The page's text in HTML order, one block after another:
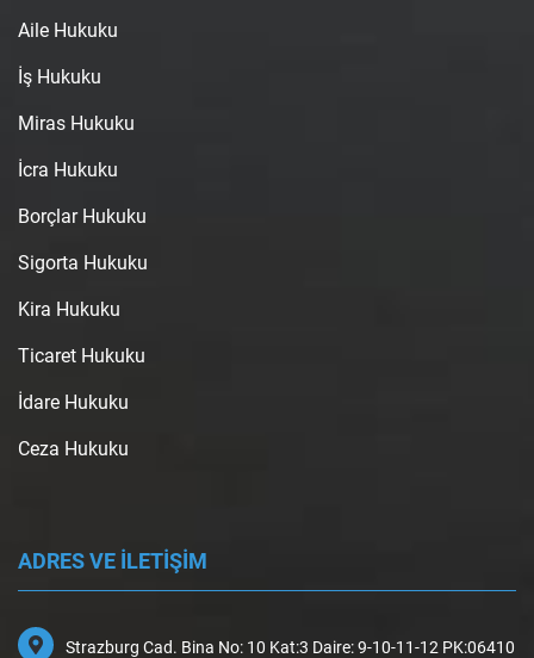
Aile Hukuku
İş Hukuku
Miras Hukuku
İcra Hukuku
Borçlar Hukuku
Sigorta Hukuku
Kira Hukuku
Ticaret Hukuku
İdare Hukuku
Ceza Hukuku
ADRES VE İLETİŞİM
Strazburg Cad. Bina No: 10 Kat:3 Daire: 9-10-11-12 PK:06410